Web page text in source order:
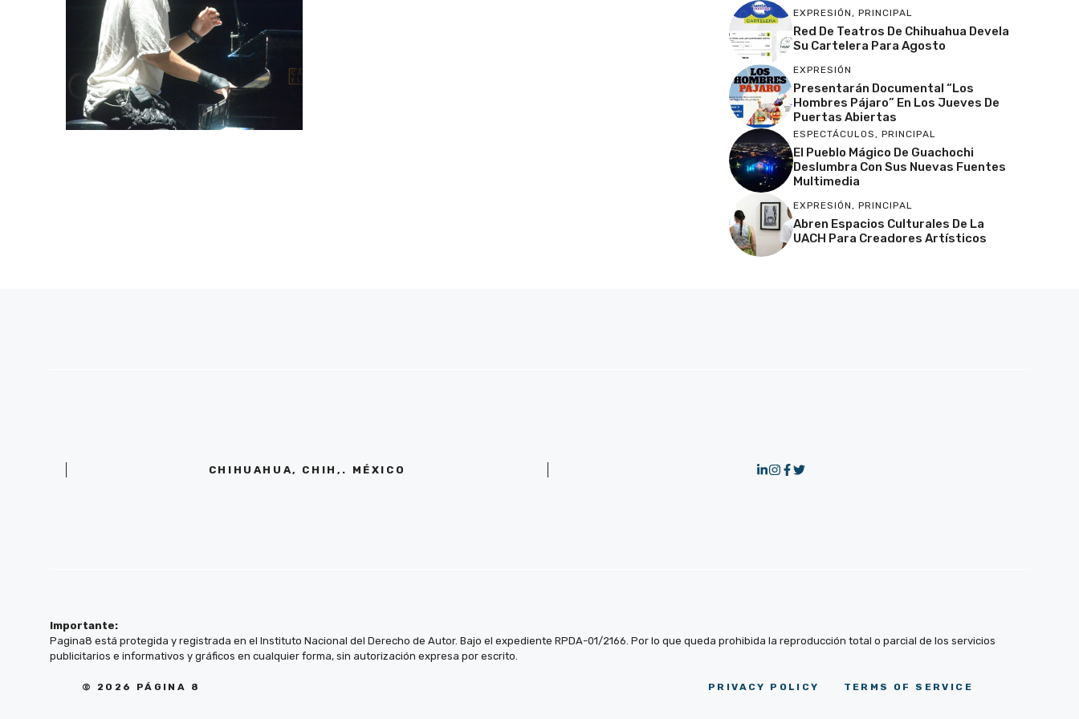
EXPRESIÓN, PRINCIPAL
Red De Teatros De Chihuahua Devela
Su Cartelera Para Agosto
EXPRESIÓN
Presentarán Documental “Los
Hombres Pájaro” En Los Jueves De
Puertas Abiertas
ESPECTÁCULOS, PRINCIPAL
El Pueblo Mágico De Guachochi
Deslumbra Con Sus Nuevas Fuentes
Multimedia
EXPRESIÓN, PRINCIPAL
Abren Espacios Culturales De La
UACH Para Creadores Artísticos
CHIHUAHUA, CHIH,. MÉXICO
Importante:
Pagina8 está protegida y registrada en el Instituto Nacional del Derecho de Autor. Bajo el expediente RPDA-01/2166. Por lo que queda prohibida la reproducción total o parcial de los servicios
publicitarios e informativos y gráficos en cualquier forma, sin autorización expresa por escrito.
© 2026 PÁGINA 8 PRIVACY POLICY TERMS OF SERVICE